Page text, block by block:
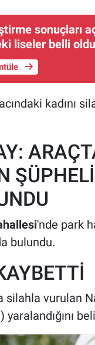
sonuçları
liseler belli oldu
kadını
'nde park
bulundu.
vurulan